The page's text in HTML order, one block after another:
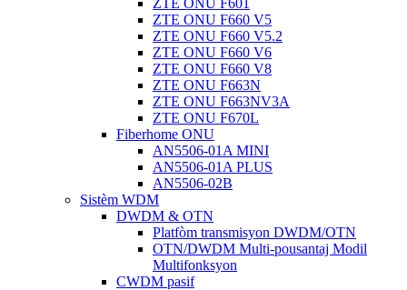
ZTE ONU F601
ZTE ONU F660 V5
ZTE ONU F660 V5.2
ZTE ONU F660 V6
ZTE ONU F660 V8
ZTE ONU F663N
ZTE ONU F663NV3A
ZTE ONU F670L
Fiberhome ONU
AN5506-01A MINI
AN5506-01A PLUS
AN5506-02B
Sistèm WDM
DWDM & OTN
Platfòm transmisyon DWDM/OTN
OTN/DWDM Multi-pousantaj Modil
Multifonksyon
CWDM pasif